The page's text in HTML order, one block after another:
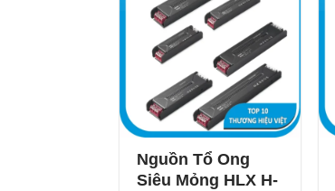
Nguồn Tổ Ong
Siêu Mỏng HLX H-